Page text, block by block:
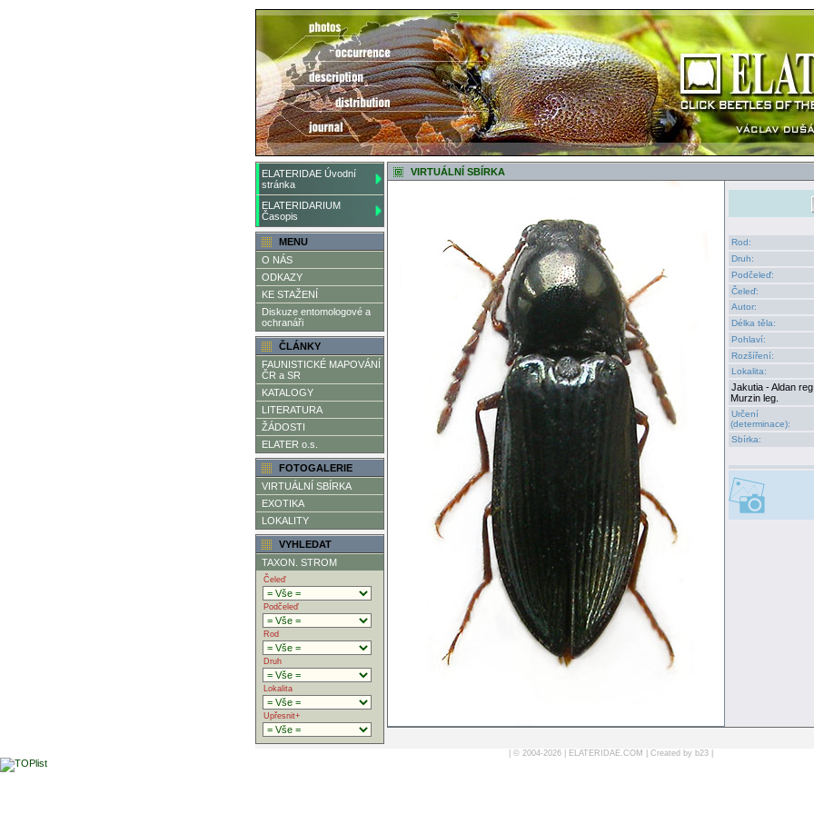
ELATERIDAE Úvodní
stránka
ELATERIDARIUM
Časopis
MENU
O NÁS
ODKAZY
KE STAŽENÍ
Diskuze entomologové a
ochranáři
ČLÁNKY
FAUNISTICKÉ MAPOVÁNÍ
ČR a SR
KATALOGY
LITERATURA
ŽÁDOSTI
ELATER o.s.
FOTOGALERIE
VIRTUÁLNÍ SBÍRKA
EXOTIKA
LOKALITY
VYHLEDAT
TAXON. STROM
Čeleď
Podčeleď
Rod
Druh
Lokalita
Upřesnit+
VIRTUÁLNÍ SBÍRKA
Rod:
Druh:
Podčeleď:
Čeleď:
Autor:
Délka těla:
Pohlaví:
Rozšíření:
Lokalita:
Jakutia - Aldan
Murzin leg.
Určení
(determinace):
Sbírka:
| © 2004-2026 | ELATERIDAE.COM Created by b23|